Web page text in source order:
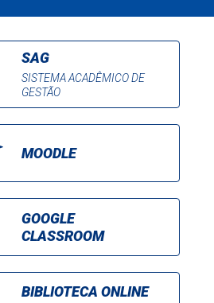
SAG
SISTEMA ACADÊMICO DE
GESTÃO
MOODLE
GOOGLE
CLASSROOM
BIBLIOTECA ONLINE